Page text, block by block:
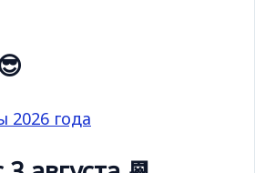
2026 года